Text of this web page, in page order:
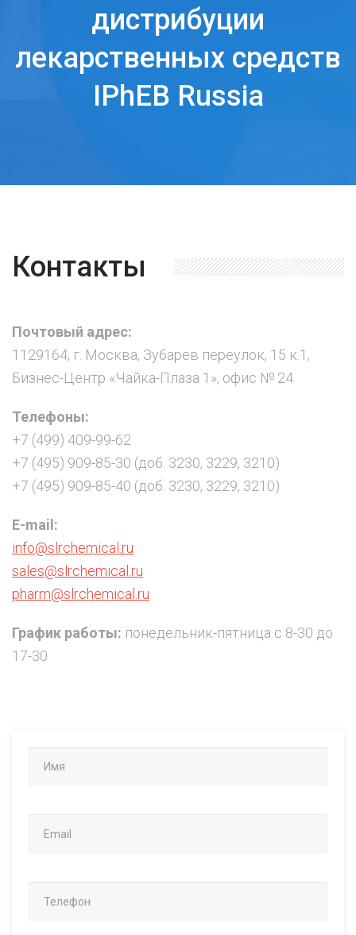
дистрибуции
лекарственных средств
IPhEB Russia
Контакты
Почтовый адрес:
1129164, г. Москва, Зубарев переулок, 15 к.1,
Бизнес-Центр «Чайка-Плаза 1», офис № 24
Телефоны:
+7 (499) 409-99-62
+7 (495) 909-85-30 (доб. 3230, 3229, 3210)
+7 (495) 909-85-40 (доб. 3230, 3229, 3210)
E-mail:
info@slrchemical.ru
sales@slrchemical.ru
pharm@slrchemical.ru
График работы: понедельник-пятница с 8-30 до
17-30